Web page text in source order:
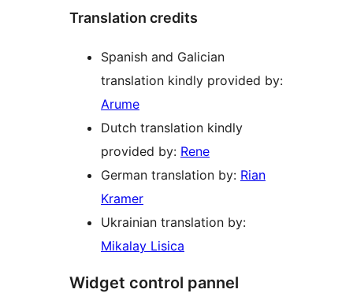
Translation credits
Spanish and Galician
translation kindly provided by:
Arume
Dutch translation kindly
provided by: Rene
German translation by: Rian
Kramer
Ukrainian translation by:
Mikalay Lisica
Widget control pannel